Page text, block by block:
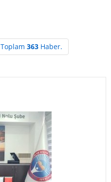
Toplam 363 Haber.